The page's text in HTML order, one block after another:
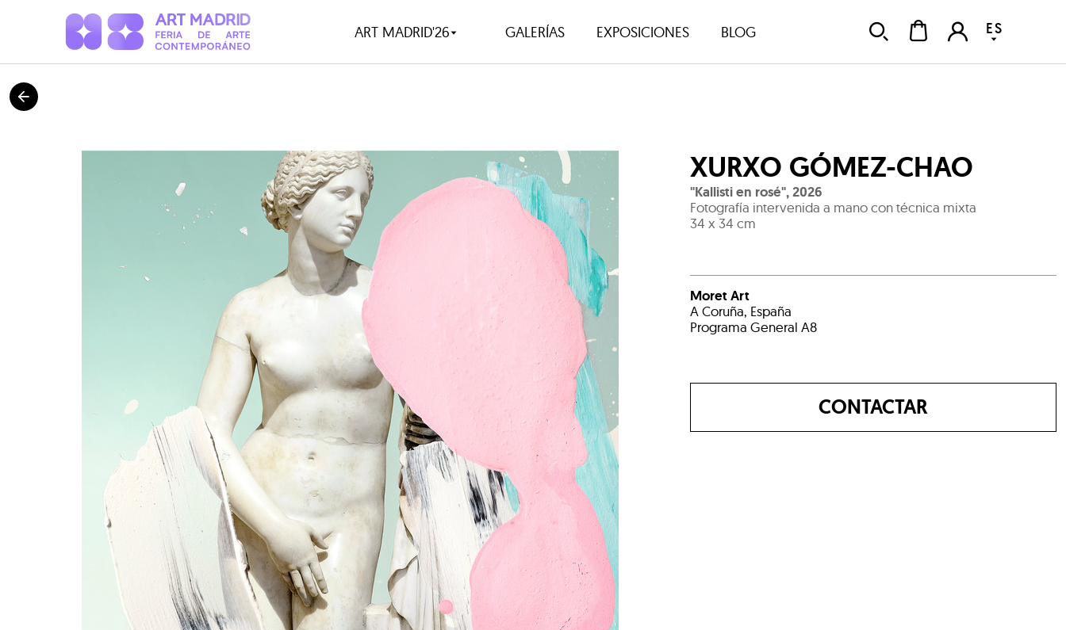
ART MADRID'26 GALERÍAS EXPOSICIONES BLOG ES
XURXO GÓMEZ-CHAO
"Kallisti en rosé",2026
Fotografía intervenida a mano con técnica mixta
34 x 34 cm
Moret Art
A Coruña, España
Programa General A8
CONTACTAR